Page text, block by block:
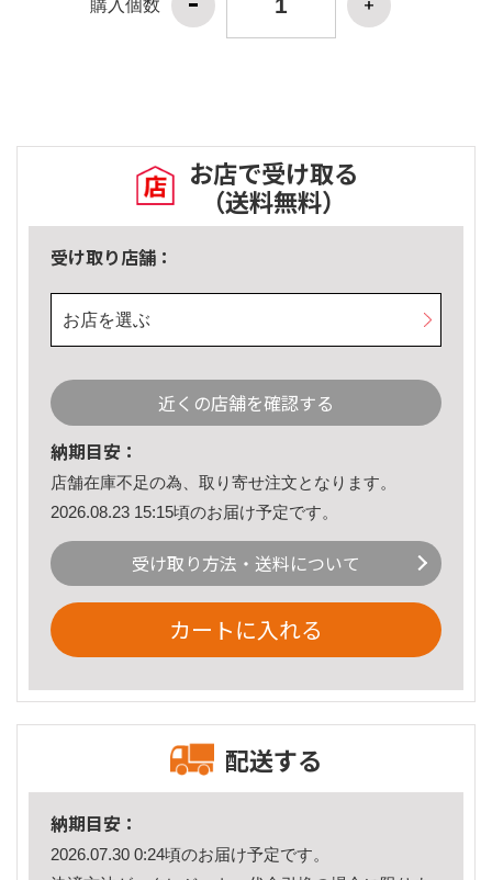
購入個数
お店で受け取る
（送料無料）
受け取り店舗：
お店を選ぶ
近くの店舗を確認する
納期目安：
店舗在庫不足の為、取り寄せ注文となります。
2026.08.23 15:15頃のお届け予定です。
受け取り方法・送料について
カートに入れる
配送する
納期目安：
2026.07.30 0:24頃のお届け予定です。